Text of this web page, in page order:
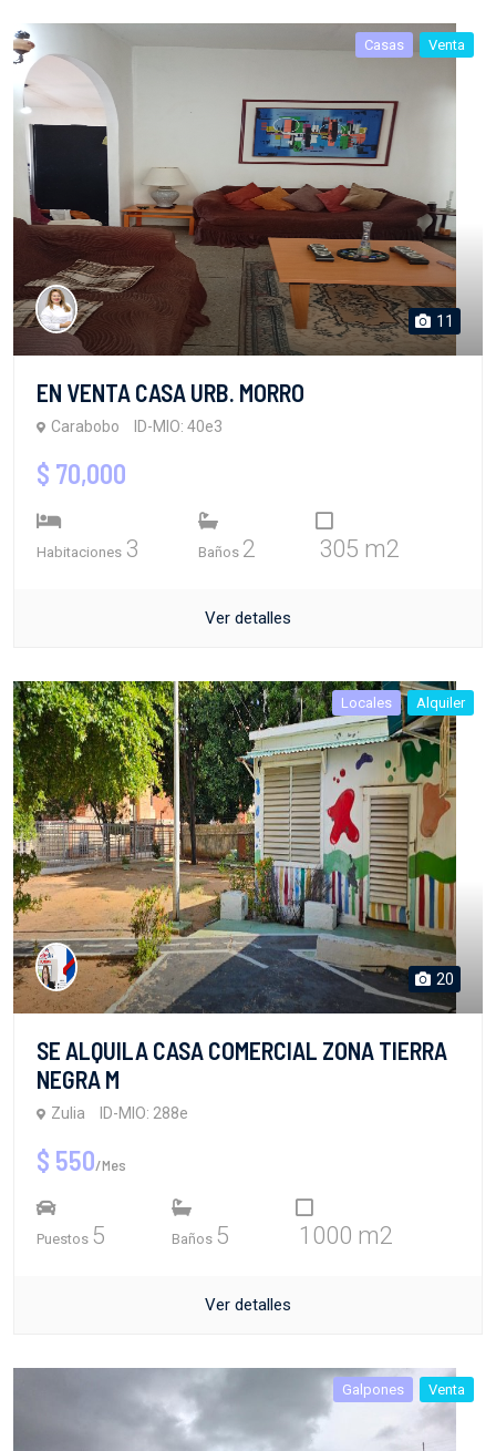
Casas Venta
11
EN VENTA CASA URB. MORRO
Carabobo ID-MIO: 40e3
$ 70,000
Habitaciones 3 Baños 2 305 m2
Ver detalles
Locales Alquiler
20
SE ALQUILA CASA COMERCIAL ZONA TIERRA
NEGRA M
Zulia ID-MIO: 288e
$ 550/Mes
Puestos 5 Baños 5 1000 m2
Ver detalles
Galpones Venta